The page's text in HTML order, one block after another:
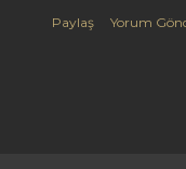
Paylaş Yorum